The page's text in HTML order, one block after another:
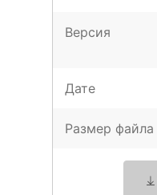
Версия
Дате
Размер файла